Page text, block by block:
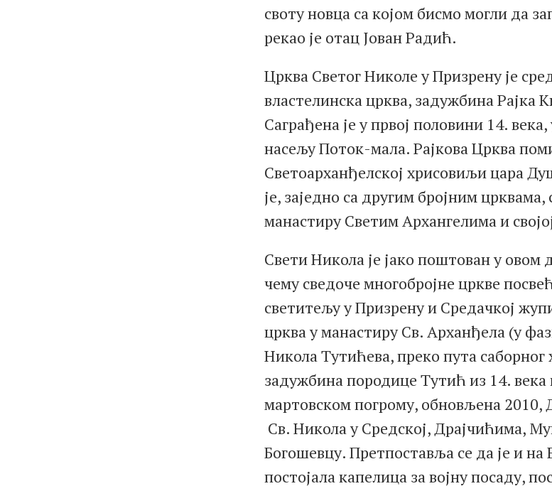
своту новца са којом бисмо могли да
рекао је отац Јован Радић.
Црква Светог Николе у Призрену је
властелинска црква, задужбина Рајка
Саграђена је у првој половини 14.
насељу Поток-мала. Рајкова Црква
Светоарханђелској хрисовиљи цара
је, заједно са другим бројним црквама,
манастиру Светим Архангелима и
Свети Никола је јако поштован у овом
чему сведоче многобројне цркве
светитељу у Призрену и Средачкој
црква у манастиру Св. Арханђела (у
Никола Тутићева, преко пута саборног
задужбина породице Тутић из 14. века
мартовском погрому, обновљена 2010,
Св. Никола у Средској, Драјчићима,
Богошевцу. Претпоставља се да је и на
постојала капелица за војну посаду,